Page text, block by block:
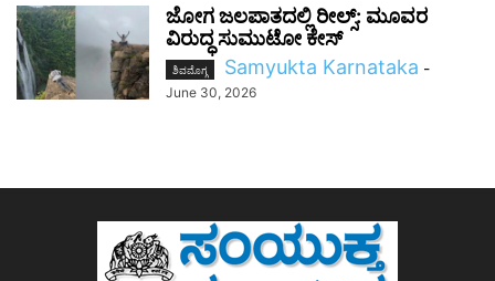
ಜೋಗ ಜಲಪಾತದಲ್ಲಿ ರೀಲ್ಸ್: ಮೂವರ
ವಿರುದ್ಧ ಸುಮುಟೋ ಕೇಸ್
ಶಿವಮೊಗ್ಗ Samyukta Karnataka -
June 30, 2026